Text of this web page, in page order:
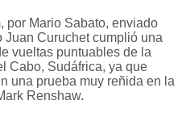
por Mario Sabato, enviado
Curuchet cumplió una
vueltas puntuables de la
Cabo, Sudáfrica, ya que
una prueba muy reñida en la
Renshaw.